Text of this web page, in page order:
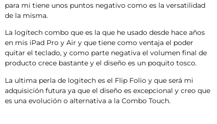
para mi tiene unos puntos negativo como es la versatilidad
de la misma.
La logítech combo que es la que he usado desde hace años
en mis iPad Pro y Air y que tiene como ventaja el poder
quitar el teclado, y como parte negativa el volumen final de
producto crece bastante y el diseño es un poquito tosco.
La ultima perla de logitech es el Flip Folio y que será mi
adquisición futura ya que el diseño es excepcional y creo que
es una evolución o alternativa a la Combo Touch.